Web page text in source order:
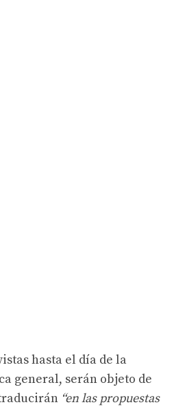
hasta el día de la
general, serán objeto de
“en las propuestas